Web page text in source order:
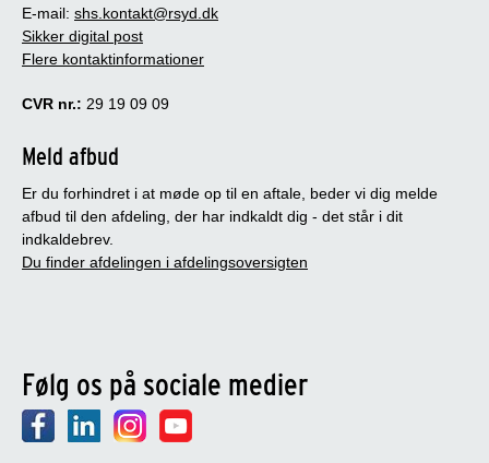
E-mail: shs.kontakt@rsyd.dk
Sikker digital post
Flere kontaktinformationer
CVR nr.: 29 19 09 09
Meld afbud
Er du forhindret i at møde op til en aftale, beder vi dig melde
afbud til den afdeling, der har indkaldt dig - det står i dit
indkaldebrev.
Du finder afdelingen i afdelingsoversigten
Følg os på sociale medier